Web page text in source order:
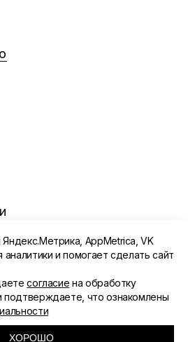
«Морс». Все права
ДАННЫХ
AppMetrica, VK
и помогает сделать сайт
согласие на обработку
подтверждаете, что ознакомлены
ХОРОШО